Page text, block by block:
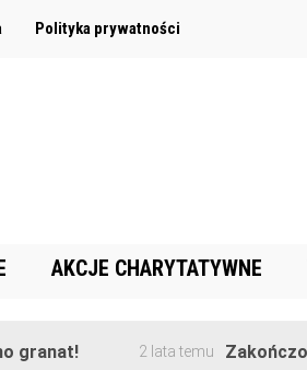
Polityka prywatności
AKCJE CHARYTATYWNE
2 lata temu Zakończono